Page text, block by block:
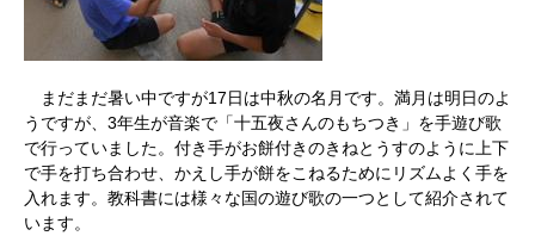
まだまだ暑い中ですが17日は中秋の名月です。満月は明日のよ
うですが、3年生が音楽で「十五夜さんのもちつき」を手遊び歌
で行っていました。付き手がお餅付きのきねとうすのように上下
で手を打ち合わせ、かえし手が餅をこねるためにリズムよく手を
入れます。教科書には様々な国の遊び歌の一つとして紹介されて
います。